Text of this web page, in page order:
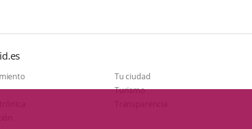
Tu ciudad
TurismoEste